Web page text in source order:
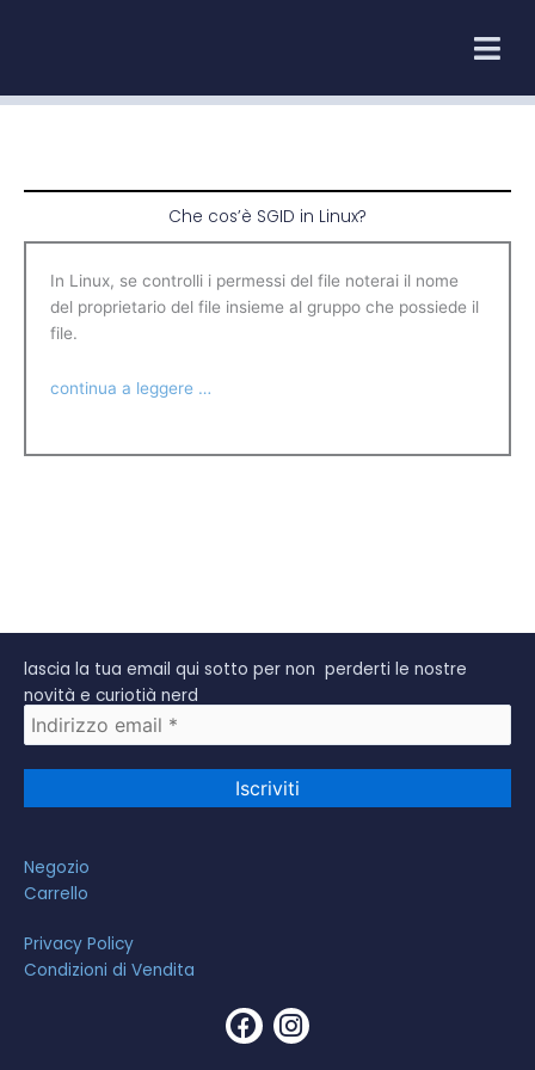
Che cos’è SGID in Linux?
In Linux, se controlli i permessi del file noterai il nome
del proprietario del file insieme al gruppo che possiede il
file.
continua a leggere …
lascia la tua email qui sotto per non perderti le nostre
novità e curiotià nerd
Negozio
Carrello
Privacy Policy
Condizioni di Vendita
F
a
I
n